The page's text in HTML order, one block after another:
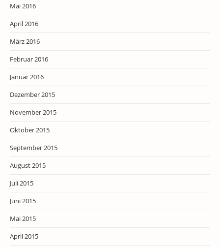
Mai 2016
April 2016
März 2016
Februar 2016
Januar 2016
Dezember 2015
November 2015
Oktober 2015
September 2015
August 2015
Juli 2015
Juni 2015
Mai 2015
April 2015